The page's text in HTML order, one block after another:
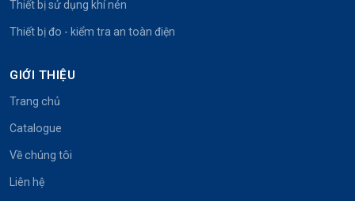
Thiết bị sử dụng khí nén
Thiết bị đo - kiểm tra an toàn điện
GIỚI THIỆU
Trang chủ
Catalogue
Về chúng tôi
Liên hệ